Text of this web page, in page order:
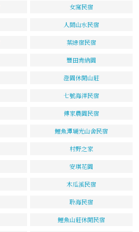
女窩民宿
人間山水民宿
葉綠宿民宿
豐田肯納園
澄園休閒山莊
七號海洋民宿
傅家農園民宿
鯉魚潭瑚光山舍民宿
村野之家
安琪花園
木瓜溪民宿
聆海民宿
鯉魚山莊休閒民宿